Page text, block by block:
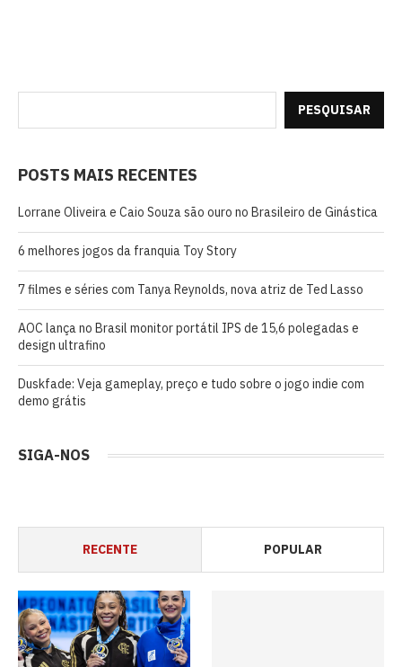
PESQUISAR
POSTS MAIS RECENTES
Lorrane Oliveira e Caio Souza são ouro no Brasileiro de Ginástica
6 melhores jogos da franquia Toy Story
7 filmes e séries com Tanya Reynolds, nova atriz de Ted Lasso
AOC lança no Brasil monitor portátil IPS de 15,6 polegadas e
design ultrafino
Duskfade: Veja gameplay, preço e tudo sobre o jogo indie com
demo grátis
SIGA-NOS
RECENTE POPULAR